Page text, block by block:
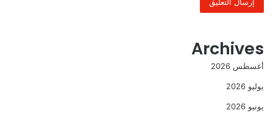
Archives
أغسطس 2026
يوليو 2026
يونيو 2026